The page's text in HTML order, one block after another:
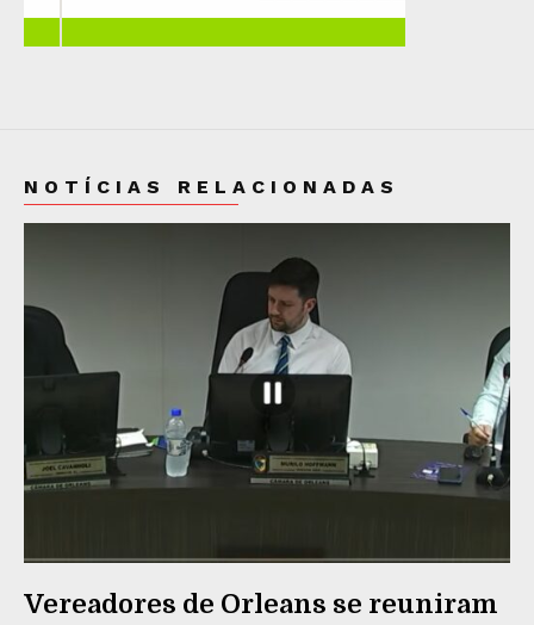
NOTÍCIAS RELACIONADAS
Vereadores de Orleans se reuniram